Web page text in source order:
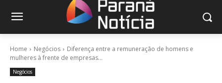
Home Negócios
Diferença entre a remuneração de homens e
mulheres à frente de empresas...
Negócios